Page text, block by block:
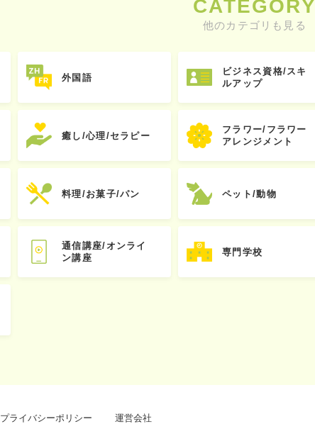
CATEGORY
他のカテゴリも見る
外国語
ビジネス資格/スキ
ルアップ
癒し/心理/セラピー
フラワー/フラワー
アレンジメント
料理/お菓子/パン ペット/動物
通信講座/オンライ
ン講座
専門学校
プライバシーポリシー 運営会社